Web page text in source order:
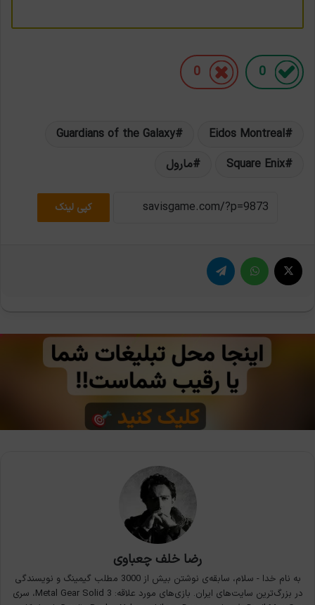
0
0
Eidos Montreal
Guardians of the Galaxy
Square Enix
مارول
کپی لینک
رضا خلف چعباوی
به نام خدا - سلام، سابقه‌ی نوشتن بیش از 3000 مطلب گیمینگ و نویسندگی
در بزرگ‌ترین سایت‌های ایران. بازی‌های مورد علاقه: Metal Gear Solid 3، سری